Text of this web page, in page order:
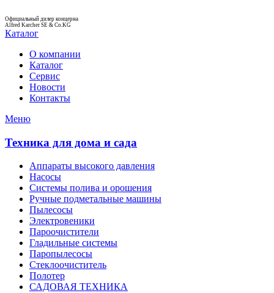
Официальный дилер концерна
Alfred Karcher SE & Co.KG
Каталог
О компании
Каталог
Сервис
Новости
Контакты
Меню
Техника для дома и сада
Аппараты высокого давления
Насосы
Системы полива и орошения
Ручные подметальные машины
Пылесосы
Электровеники
Пароочистители
Гладильные системы
Паропылесосы
Стеклоочиститель
Полотер
САДОВАЯ ТЕХНИКА